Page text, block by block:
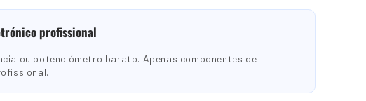
profissional
ou potenciómetro barato. Apenas componentes de